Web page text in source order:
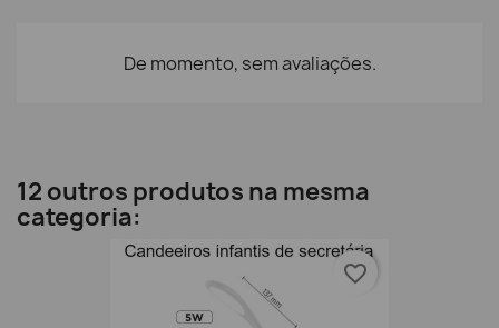
De momento, sem avaliações.
12 outros produtos na mesma
categoria:
favorite_border